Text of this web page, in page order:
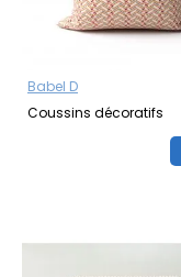
Babel D
Coussins décoratifs